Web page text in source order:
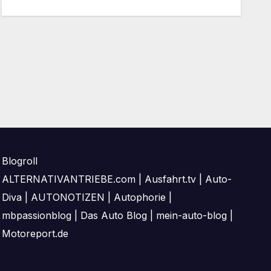
Blogroll
ALTERNATIVANTRIEBE.com
Ausfahrt.tv
Auto-
Diva
AUTONOTIZEN Autophorie
mbpassionblog
Das Auto Blog mein-auto-blog
Motoreport.de